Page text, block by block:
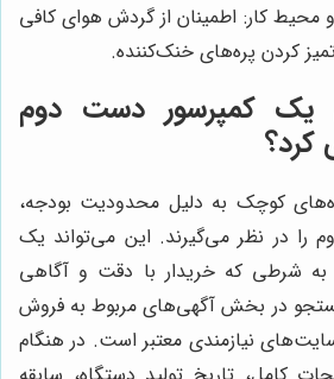
محیط کار: اطمینان از گردش هوای کافی
کردن پره‌های خنک‌کننده.
یک کمپرسور دست دوم
کرد؟
کوچک به دلیل محدودیت بودجه،
را در نظر می‌گیرند. این می‌تواند یک
به شرطی که خریدار با دقت و آگاهی
جستجو در بخش آگهی‌های مربوط به فروش
نیازمندی معتبر است. در هنگام